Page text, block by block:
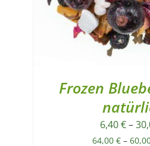
Frozen
6,40€–
64,00 €–